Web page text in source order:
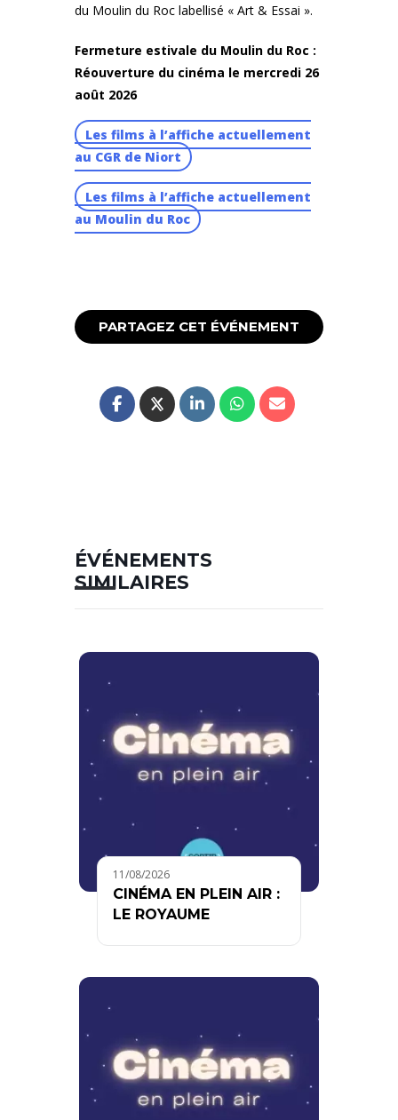
du Moulin du Roc labellisé « Art & Essai ».
Fermeture estivale du Moulin du Roc :
Réouverture du cinéma le mercredi 26
août 2026
Les films à l’affiche actuellement
au CGR de Niort
Les films à l’affiche actuellement
au Moulin du Roc
PARTAGEZ CET ÉVÉNEMENT
ÉVÉNEMENTS
SIMILAIRES
11/08/2026
CINÉMA EN PLEIN AIR :
LE ROYAUME